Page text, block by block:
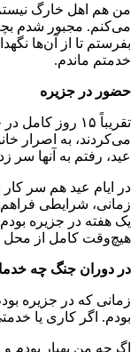
من هم اهل خارگ
می‌کنم. مجبور شدم
بفرستم تا از آن‌ها
خدمتم ماندم.
حضور در جزیره
تقریباً ۱۵ روز
عید، رفتم به آنها سر
در ایام عید هم سر
زمانی، شرایطی
یک هفته در جزیره
هیچ‌وقت کامل از محل
در دوران جنگ چه
بودم. اگر کاری یا
اگرچه من بهیار بودم